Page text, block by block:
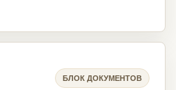
БЛОК ДОКУМЕНТОВ